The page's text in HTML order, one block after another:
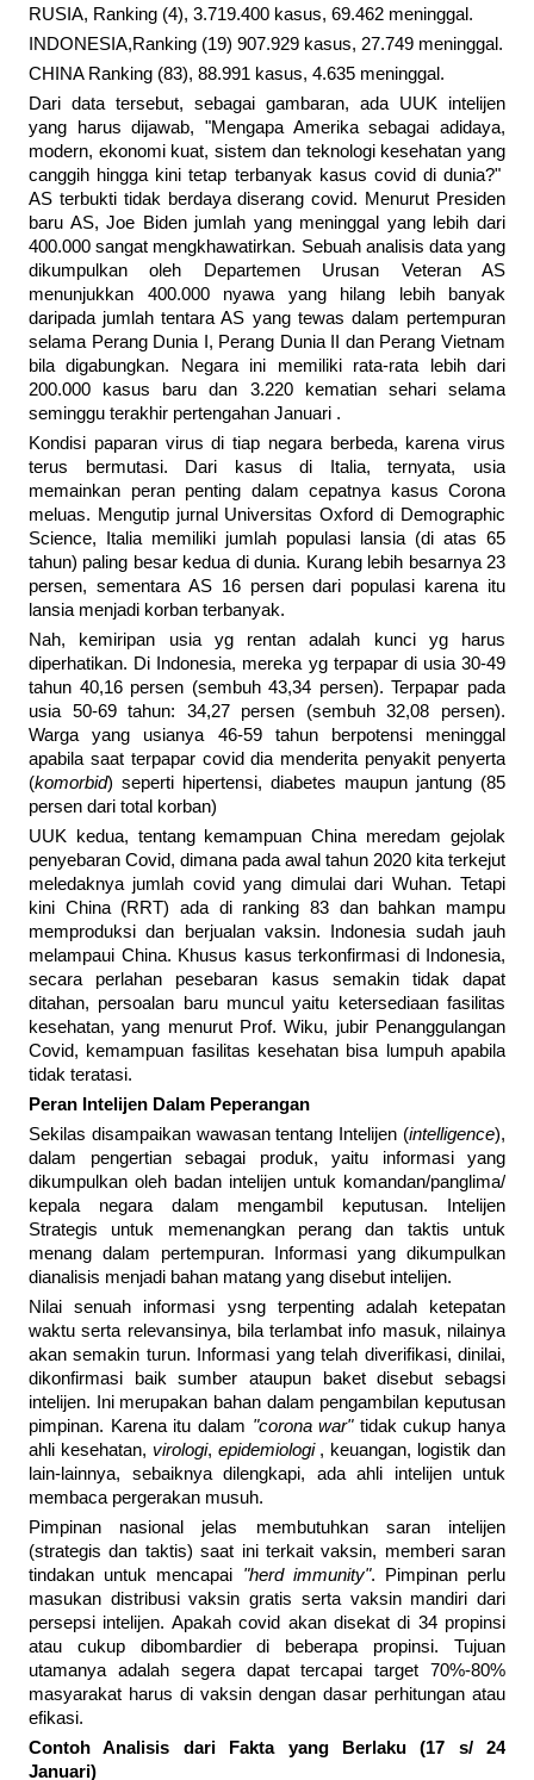
RUSIA, Ranking (4), 3.719.400 kasus, 69.462 meninggal.
INDONESIA,Ranking (19) 907.929 kasus, 27.749 meninggal.
CHINA Ranking (83), 88.991 kasus, 4.635 meninggal.
Dari data tersebut, sebagai gambaran, ada UUK intelijen
yang harus dijawab, "Mengapa Amerika sebagai adidaya,
modern, ekonomi kuat, sistem dan teknologi kesehatan yang
canggih hingga kini tetap terbanyak kasus covid di dunia?"
AS terbukti tidak berdaya diserang covid. Menurut Presiden
baru AS, Joe Biden jumlah yang meninggal yang lebih dari
400.000 sangat mengkhawatirkan. Sebuah analisis data yang
dikumpulkan oleh Departemen Urusan Veteran AS
menunjukkan 400.000 nyawa yang hilang lebih banyak
daripada jumlah tentara AS yang tewas dalam pertempuran
selama Perang Dunia I, Perang Dunia II dan Perang Vietnam
bila digabungkan. Negara ini memiliki rata-rata lebih dari
200.000 kasus baru dan 3.220 kematian sehari selama
seminggu terakhir pertengahan Januari .
Kondisi paparan virus di tiap negara berbeda, karena virus
terus bermutasi. Dari kasus di Italia, ternyata, usia
memainkan peran penting dalam cepatnya kasus Corona
meluas. Mengutip jurnal Universitas Oxford di Demographic
Science, Italia memiliki jumlah populasi lansia (di atas 65
tahun) paling besar kedua di dunia. Kurang lebih besarnya 23
persen, sementara AS 16 persen dari populasi karena itu
lansia menjadi korban terbanyak.
Nah, kemiripan usia yg rentan adalah kunci yg harus
diperhatikan. Di Indonesia, mereka yg terpapar di usia 30-49
tahun 40,16 persen (sembuh 43,34 persen). Terpapar pada
usia 50-69 tahun: 34,27 persen (sembuh 32,08 persen).
Warga yang usianya 46-59 tahun berpotensi meninggal
apabila saat terpapar covid dia menderita penyakit penyerta
(komorbid) seperti hipertensi, diabetes maupun jantung (85
persen dari total korban)
UUK kedua, tentang kemampuan China meredam gejolak
penyebaran Covid, dimana pada awal tahun 2020 kita terkejut
meledaknya jumlah covid yang dimulai dari Wuhan. Tetapi
kini China (RRT) ada di ranking 83 dan bahkan mampu
memproduksi dan berjualan vaksin. Indonesia sudah jauh
melampaui China. Khusus kasus terkonfirmasi di Indonesia,
secara perlahan pesebaran kasus semakin tidak dapat
ditahan, persoalan baru muncul yaitu ketersediaan fasilitas
kesehatan, yang menurut Prof. Wiku, jubir Penanggulangan
Covid, kemampuan fasilitas kesehatan bisa lumpuh apabila
tidak teratasi.
Peran Intelijen Dalam Peperangan
Sekilas disampaikan wawasan tentang Intelijen (intelligence),
dalam pengertian sebagai produk, yaitu informasi yang
dikumpulkan oleh badan intelijen untuk komandan/panglima/
kepala negara dalam mengambil keputusan. Intelijen
Strategis untuk memenangkan perang dan taktis untuk
menang dalam pertempuran. Informasi yang dikumpulkan
dianalisis menjadi bahan matang yang disebut intelijen.
Nilai senuah informasi ysng terpenting adalah ketepatan
waktu serta relevansinya, bila terlambat info masuk, nilainya
akan semakin turun. Informasi yang telah diverifikasi, dinilai,
dikonfirmasi baik sumber ataupun baket disebut sebagsi
intelijen. Ini merupakan bahan dalam pengambilan keputusan
pimpinan. Karena itu dalam "corona war"tidak cukup hanya
ahli kesehatan, virologi, epidemiologi, keuangan, logistik dan
lain-lainnya, sebaiknya dilengkapi, ada ahli intelijen untuk
membaca pergerakan musuh.
Pimpinan nasional jelas membutuhkan saran intelijen
(strategis dan taktis) saat ini terkait vaksin, memberi saran
tindakan untuk mencapai "herd immunity". Pimpinan perlu
masukan distribusi vaksin gratis serta vaksin mandiri dari
persepsi intelijen. Apakah covid akan disekat di 34 propinsi
atau cukup dibombardier di beberapa propinsi. Tujuan
utamanya adalah segera dapat tercapai target 70%-80%
masyarakat harus di vaksin dengan dasar perhitungan atau
efikasi.
Contoh Analisis dari Fakta yang Berlaku (17 s/ 24
Januari)